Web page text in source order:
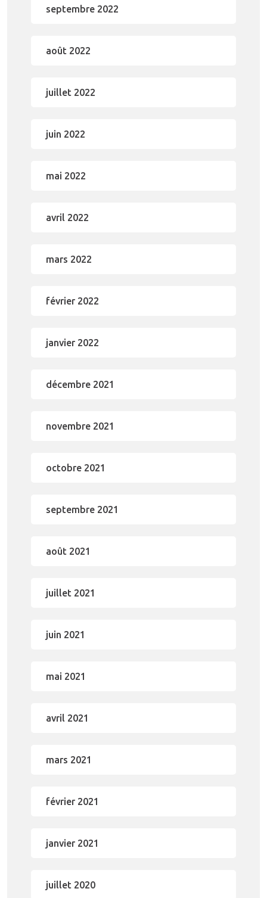
septembre 2022
août 2022
juillet 2022
juin 2022
mai 2022
avril 2022
mars 2022
février 2022
janvier 2022
décembre 2021
novembre 2021
octobre 2021
septembre 2021
août 2021
juillet 2021
juin 2021
mai 2021
avril 2021
mars 2021
février 2021
janvier 2021
juillet 2020